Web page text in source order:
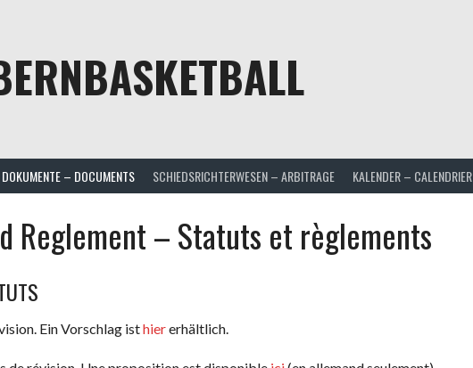
DOKUMENTE – DOCUMENTS SCHIEDSRICHTERWESEN – ARBITRAGE KALENDER – CALENDRIER
Reglement – Statuts et règlements
Ein Vorschlag isthiererhältlich.